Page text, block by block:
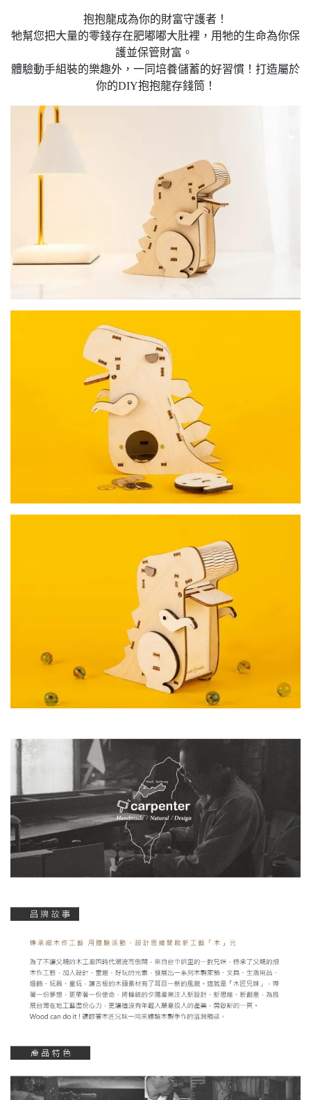
抱抱龍成為你的財富守護者！
牠幫您把大量的零錢存在肥嘟嘟大肚裡，用牠的生命為你保
護並保管財富。
體驗動手組裝的樂趣外，一同培養儲蓄的好習慣！打造屬於
你的DIY抱抱龍存錢筒！